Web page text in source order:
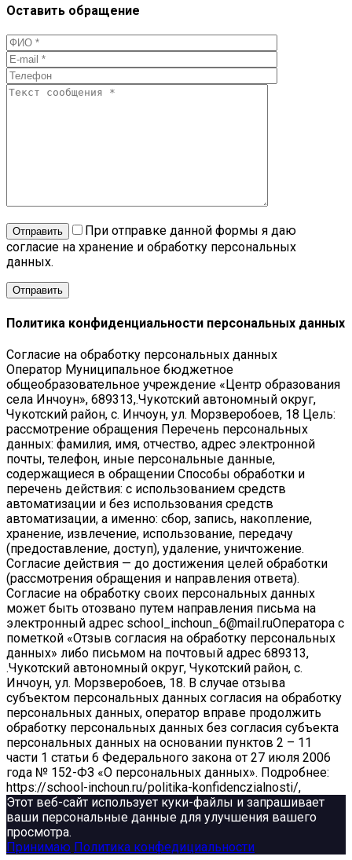
Оставить обращение
Отправить
При отправке данной формы я даю
согласие на хранение и обработку персональных
данных.
Политика конфиденциальности персональных данных
Согласие на обработку персональных данных
Оператор Муниципальное бюджетное
общеобразовательное учреждение «Центр образования
села Инчоун», 689313,.Чукотский автономный округ,
Чукотский район, с. Инчоун, ул. Морзверобоев, 18 Цель:
рассмотрение обращения Перечень персональных
данных: фамилия, имя, отчество, адрес электронной
почты, телефон, иные персональные данные,
содержащиеся в обращении Способы обработки и
перечень действия: с использованием средств
автоматизации и без использования средств
автоматизации, а именно: сбор, запись, накопление,
хранение, извлечение, использование, передачу
(предоставление, доступ), удаление, уничтожение.
Согласие действия — до достижения целей обработки
(рассмотрения обращения и направления ответа).
Согласие на обработку своих персональных данных
может быть отозвано путем направления письма на
электронный адрес school_inchoun_6@mail.ruОператора с
пометкой «Отзыв согласия на обработку персональных
данных» либо письмом на почтовый адрес 689313,
.Чукотский автономный округ, Чукотский район, с.
Инчоун, ул. Морзверобоев, 18. В случае отзыва
субъектом персональных данных согласия на обработку
персональных данных, оператор вправе продолжить
обработку персональных данных без согласия субъекта
персональных данных на основании пунктов 2 – 11
части 1 статьи 6 Федерального закона от 27 июля 2006
года № 152-ФЗ «О персональных данных». Подробнее:
https://school-inchoun.ru/politika-konfidenczialnosti/,
Этот веб-сайт использует куки-файлы и запрашивает
ваши персональные данные для улучшения вашего
просмотра.
Принимаю Политика конфедициальности